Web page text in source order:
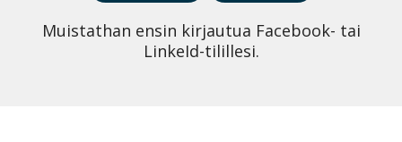
Muistathan ensin kirjautua Facebook- tai
LinkeId-tilillesi.